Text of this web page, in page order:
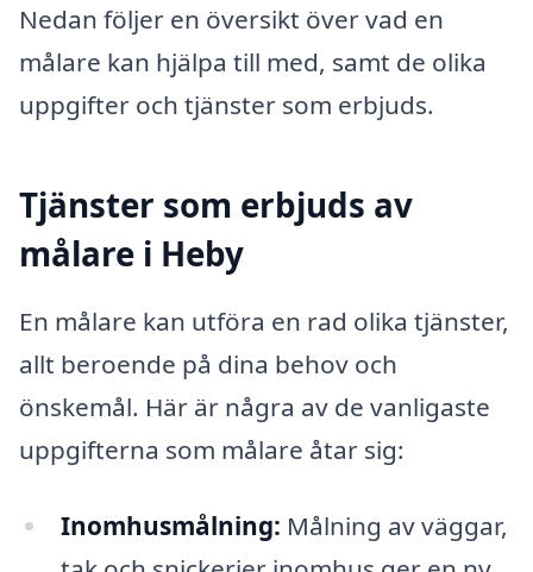
Nedan följer en översikt över vad en
målare kan hjälpa till med, samt de olika
uppgifter och tjänster som erbjuds.
Tjänster som erbjuds av
målare i Heby
En målare kan utföra en rad olika tjänster,
allt beroende på dina behov och
önskemål. Här är några av de vanligaste
uppgifterna som målare åtar sig:
Inomhusmålning: Målning av väggar,